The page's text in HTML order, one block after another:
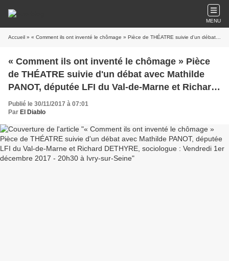
MENU
Accueil » « Comment ils ont inventé le chômage » Pièce de THÉATRE suivie d'un débat avec Mathilde PANOT, députée LFI du Val-de-Marne et Richard DETHYRE, sociologue : Vendredi 1er décembre 2017 - 20h30 à Ivry-sur-Seine
« Comment ils ont inventé le chômage » Pièce
de THÉATRE suivie d'un débat avec Mathilde
PANOT, députée LFI du Val-de-Marne et Richard
DETHYRE, sociologue : Vendredi 1er décembre
2017 - 20h30 à Ivry-sur-Seine
Publié le 30/11/2017 à 07:01
Par El Diablo